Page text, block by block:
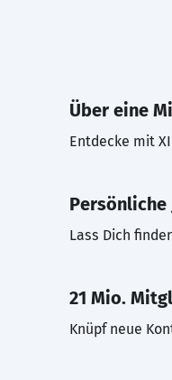
Über eine
Entdecke mit
Persönliche
Lass Dich
21 Mio.
Knüpf neue